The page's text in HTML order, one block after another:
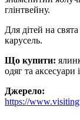
глінтвейну.
Для дітей на
карусель.
Що купити:
одяг та аксесуари
Джерело:
https://